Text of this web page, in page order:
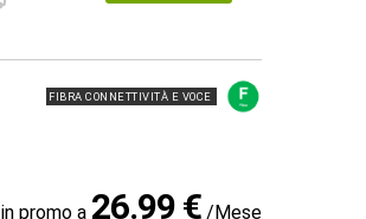
FIBRA CONNETTIVITÀ E VOCE
in promo a 26.99 € /Mese